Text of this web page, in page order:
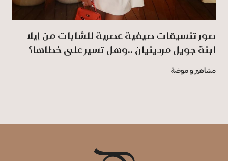
صور تنسيقات صيفية عصرية للشابات من إيلا
ابنة جويل مردينيان ..وهل تسير على خطاها؟
مشاهير و موضة